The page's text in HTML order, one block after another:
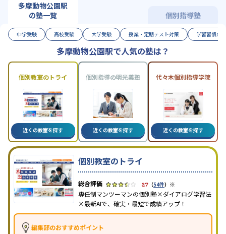
多摩動物公園駅
の塾一覧
個別指導塾
中学受験 高校受験 大学受験 授業・定期テスト対策 学習習慣の
多摩動物公園駅で人気の塾は？
個別教室のトライ
近くの教室を探す
個別指導の明光義塾
近くの教室を探す
代々木個別指導学院
近くの教室を探す
個別教室のトライ
3.7 （54件） ※
専任制マンツーマンの個別塾×ダイアログ学習法
×最新AIで、確実・最短で成績アップ！
編集部のおすすめポイント